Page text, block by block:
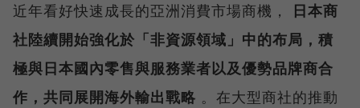
近年看好快速成長的亞洲消費市場商機，
日本商
社陸續開始強化於「非資源領域」中的布局，積
極與日本國內零售與服務業者以及優勢品牌商合
作，共同展開海外輸出戰略 。在大型商社的推動